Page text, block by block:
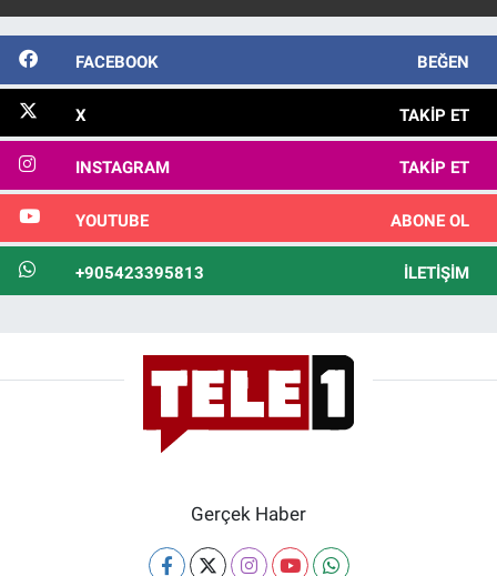
FACEBOOK BEĞEN
X TAKIP ET
INSTAGRAM TAKIP ET
YOUTUBE ABONE OL
+905423395813 İLETIŞIM
Gerçek Haber